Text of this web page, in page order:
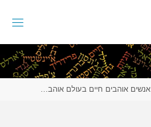
אנשים אוהבים חיים בעולם אוהב…